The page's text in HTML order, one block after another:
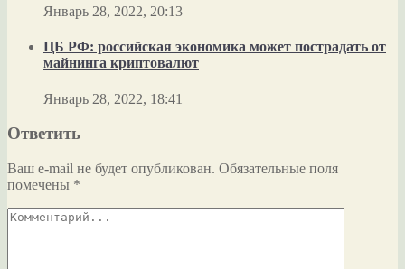
Январь 28, 2022, 20:13
ЦБ РФ: российская экономика может пострадать от
майнинга криптовалют
Январь 28, 2022, 18:41
Ответить
Ваш e-mail не будет опубликован. Обязательные поля
помечены *